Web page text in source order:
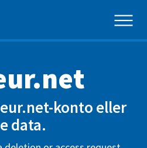
konto eller
data.